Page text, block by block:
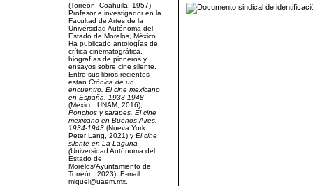
(Torreón, Coahuila, 1957)
Profesor e investigador en la
Facultad de Artes de la
Universidad Autónoma del
Estado de Morelos, México.
Ha publicado antologías de
crítica cinematográfica,
biografías de pioneros y
ensayos sobre cine silente.
Entre sus libros recientes
están Crónica de un
encuentro. El cine mexicano
en España, 1933-1948
(México: UNAM, 2016),
Ponchos y sarapes. El cine
mexicano en Buenos Aires,
1934-1943 (Nueva York:
Peter Lang, 2021) y El cine
silente en La Laguna
(Universidad Autónoma del
Estado de
Morelos/Ayuntamiento de
Torreón, 2023). E-mail:
miquel@uaem.mx